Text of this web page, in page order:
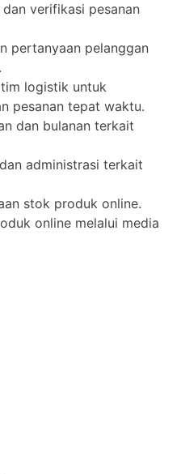
verifikasi pesanan
pertanyaan pelanggan
logistik untuk
pesanan tepat waktu.
dan bulanan terkait
administrasi terkait
stok produk online.
online melalui media